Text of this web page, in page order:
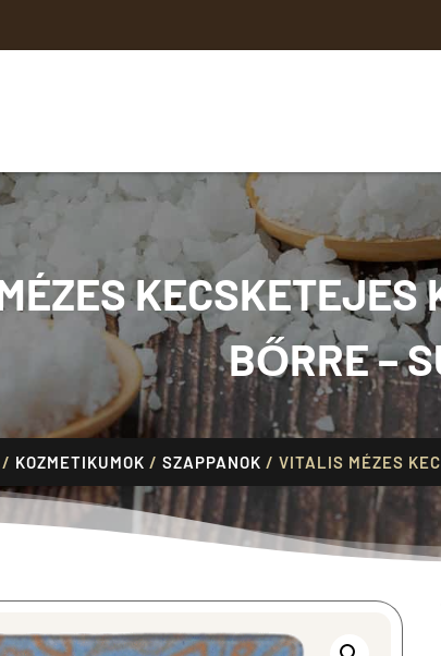
BŐRRE –
/ KOZMETIKUMOK / SZAPPANOK / VITALIS MÉZES